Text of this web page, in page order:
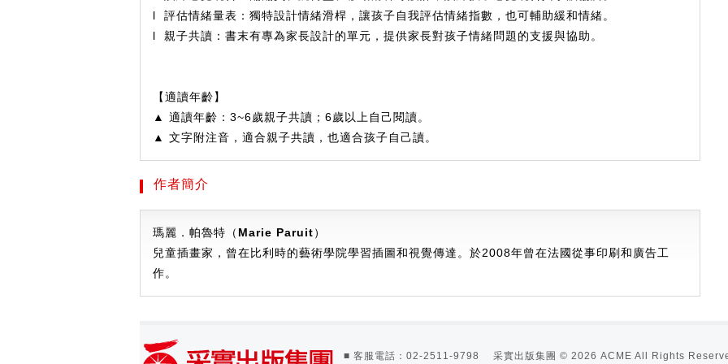
l 評估情緒量表 ： 獨特設計情緒滑桿，讓孩子自我評估情緒指數，也可輔助緩和情緒。
l 親子共讀 ： 書末有專為家長設計的單元，提供家長對孩子情緒問題的支援與協助。
【適讀年齡】
▲ 適讀年齡：3~6歲親子共讀；6歲以上自己閱讀。
▲ 文字附注音，適合親子共讀，也適合孩子自己讀。
作者簡介
瑪麗 ． 帕魯特（Marie Paruit）
兒童插畫家，曾在比利時的藝術學院學習插圖和視覺傳達。於2008年曾在法國從事印刷和廣告工
作。
■ 客服電話：02-2511-9798 采實出版集團 © 2026 ACME All Rights